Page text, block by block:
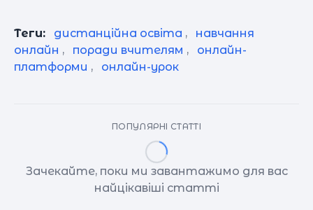
Теги: дистанційна освіта ,
навчання
онлайн , поради вчителям ,
онлайн-
платформи , онлайн-урок
ПОПУЛЯРНІ СТАТТІ
Зачекайте, поки ми завантажимо для вас
найцікавіші статті